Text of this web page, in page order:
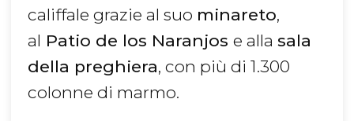
califfale grazie al suo minareto,
al Patio de los Naranjos e alla sala
della preghiera, con più di 1.300
colonne di marmo.